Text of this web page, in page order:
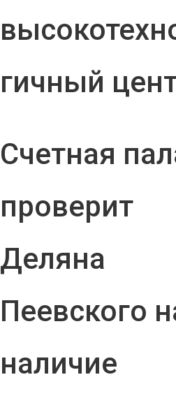
гичный
Счетная
проверит
Деляна
Пеевского
наличие